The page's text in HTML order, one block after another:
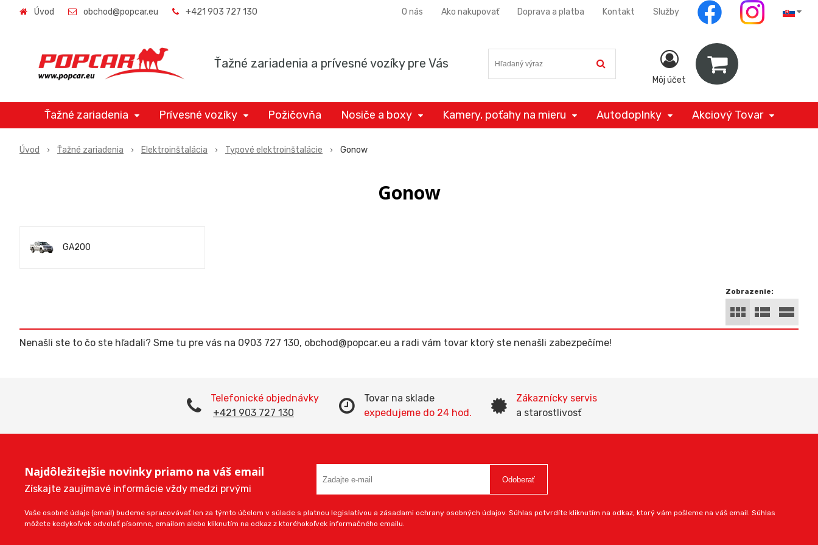
Ťažné zariadenia a prívesné vozíky pre Vás
Úvod obchod@popcar.eu +421 903 727 130 O nás Ako nakupovať Doprava a platba Kontakt Služby
Môj účet
Ťažné zariadenia Prívesné vozíky Požičovňa Nosiče a boxy Kamery, poťahy na mieru Autodoplnky Akciový Tovar
Úvod Ťažné zariadenia Elektroinštalácia Typové elektroinštalácie Gonow
Gonow
GA200
Zobrazenie:
Nenašli ste to čo ste hľadali? Sme tu pre vás na 0903 727 130, obchod@popcar.eu a radi vám tovar ktorý ste nenašli zabezpečíme!
Telefonické objednávky
+421 903 727 130
Tovar na sklade
expedujeme do 24 hod.
Zákaznícky servis
a starostlivosť
Najdôležitejšie novinky priamo na váš email
Získajte zaujímavé informácie vždy medzi prvými
Odoberať
Vaše osobné údaje (email) budeme spracovávať len za týmto účelom v súlade s platnou legislatívou a zásadami ochrany osobných údajov. Súhlas potvrdíte kliknutím na odkaz, ktorý vám pošleme na váš email. Súhlas
môžete kedykoľvek odvolať písomne, emailom alebo kliknutím na odkaz z ktoréhokoľvek informačného emailu.